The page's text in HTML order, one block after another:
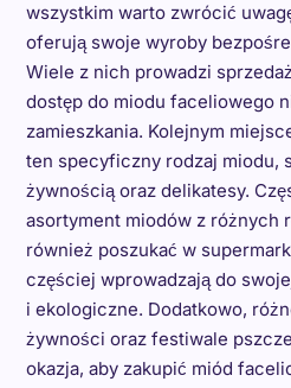
wszystkim warto zwrócić
oferują swoje wyroby
Wiele z nich prowadzi
dostęp do miodu faceliowego
zamieszkania. Kolejnym
ten specyficzny rodzaj miodu,
żywnością oraz delikatesy.
asortyment miodów z różnych
również poszukać w
częściej wprowadzają do
i ekologiczne. Dodatkowo,
żywności oraz festiwale
okazja, aby zakupić miód